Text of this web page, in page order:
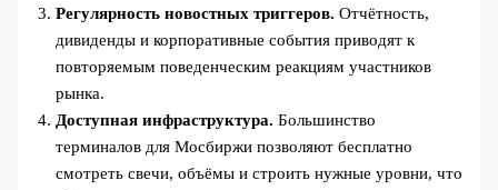
Регулярность новостных триггеров. Отчётность,
дивиденды и корпоративные события приводят к
повторяемым поведенческим реакциям участников
рынка.
Доступная инфраструктура. Большинство
терминалов для Мосбиржи позволяют бесплатно
смотреть свечи, объёмы и строить нужные уровни, что